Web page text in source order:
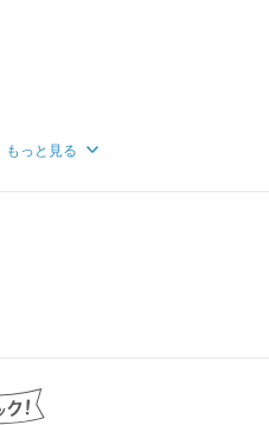
もっと見る